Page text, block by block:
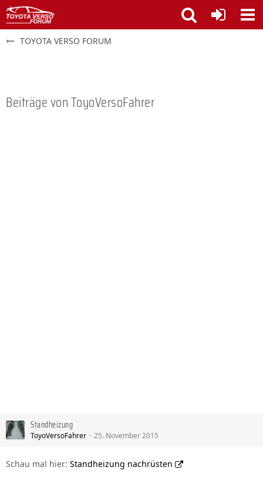
TOYOTA VERSO FORUM
Beiträge von ToyoVersoFahrer
Standheizung
ToyoVersoFahrer 25. November 2015
Schau mal hier: Standheizung nachrüsten